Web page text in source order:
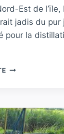
Est de l’ïle,
jadis du pur
pour la
INAUGURATION
DESSERTE